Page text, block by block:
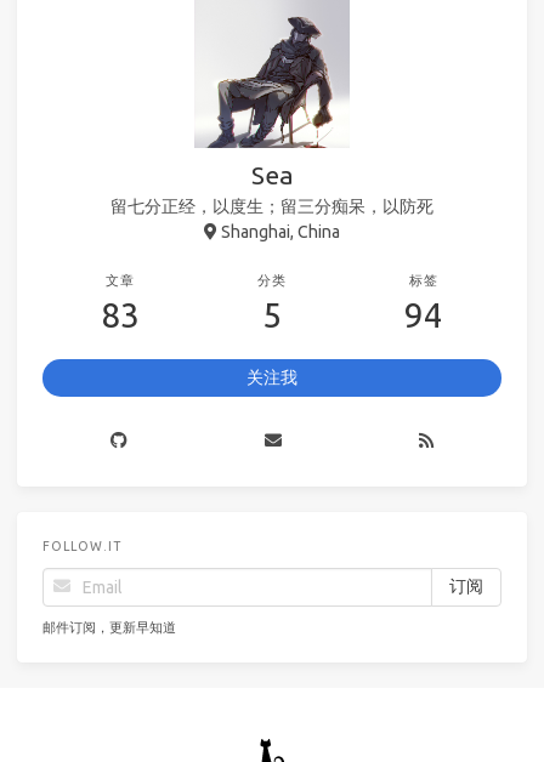
Sea
留七分正经，以度生；留三分痴呆，以防死
Shanghai, China
文章
83
分类
5
标签
94
关注我
FOLLOW.IT
邮件订阅，更新早知道